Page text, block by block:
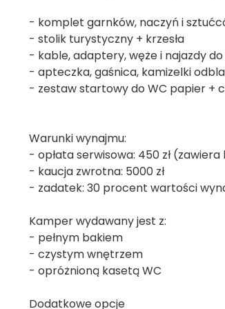
- komplet garnków, naczyń i
- stolik turystyczny + krzesła
- kable, adaptery, węże i najazdy
- apteczka, gaśnica, kamizelki
- zestaw startowy do WC papier +
Warunki wynajmu:
- opłata serwisowa: 450 zł
- kaucja zwrotna: 5000 zł
- zadatek: 30 procent wartości
Kamper wydawany jest z:
- pełnym bakiem
- czystym wnętrzem
- opróżnioną kasetą WC
Dodatkowe opcje